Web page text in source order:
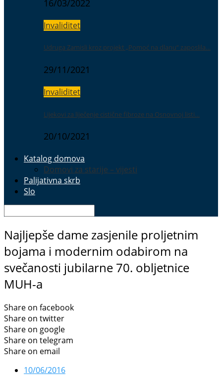
16/03/2022
Invaliditet
Udruga Zamisli kroz projekt „Pomoć na dlanu“ zaposlila…
29/11/2021
Invaliditet
Lijekovi za liječenje cistične fibroze na Osnovnoj listi…
20/10/2021
Katalog domova
Domovi za starije – vijesti
Palijativna skrb
Slo
Najljepše dame zasjenile proljetnim
bojama i modernim odabirom na
svečanosti jubilarne 70. obljetnice
MUH-a
Share on facebook
Share on twitter
Share on google
Share on telegram
Share on email
10/06/2016